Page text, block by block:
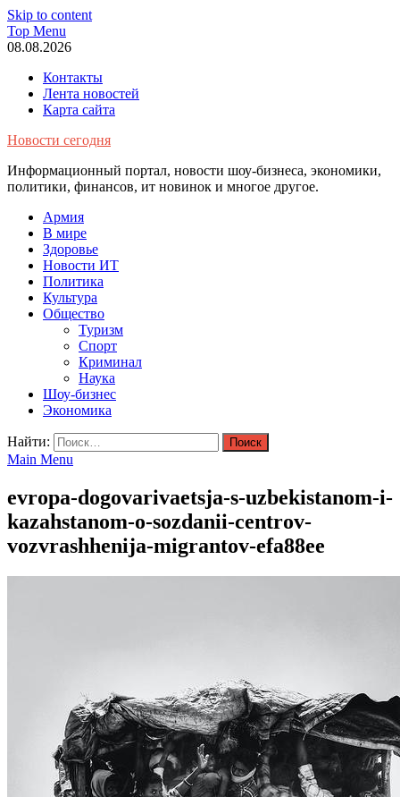
Skip to content
Top Menu
08.08.2026
Контакты
Лента новостей
Карта сайта
Новости сегодня
Информационный портал, новости шоу-бизнеса, экономики,
политики, финансов, ит новинок и многое другое.
Армия
В мире
Здоровье
Новости ИТ
Политика
Культура
Общество
Туризм
Спорт
Криминал
Наука
Шоу-бизнес
Экономика
Найти:
Main Menu
evropa-dogovarivaetsja-s-uzbekistanom-i-
kazahstanom-o-sozdanii-centrov-
vozvrashhenija-migrantov-efa88ee